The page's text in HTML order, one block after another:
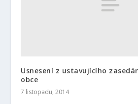
Usnesení z ustavujícího
obce
7 listopadu, 2014